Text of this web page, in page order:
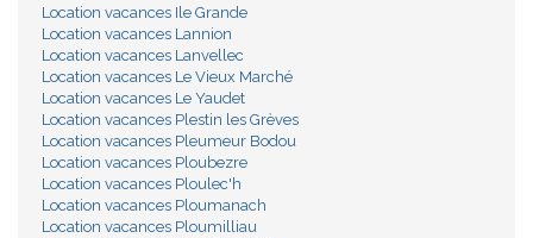
Location vacances Ile Grande
Location vacances Lannion
Location vacances Lanvellec
Location vacances Le Vieux Marché
Location vacances Le Yaudet
Location vacances Plestin les Grèves
Location vacances Pleumeur Bodou
Location vacances Ploubezre
Location vacances Ploulec'h
Location vacances Ploumanach
Location vacances Ploumilliau